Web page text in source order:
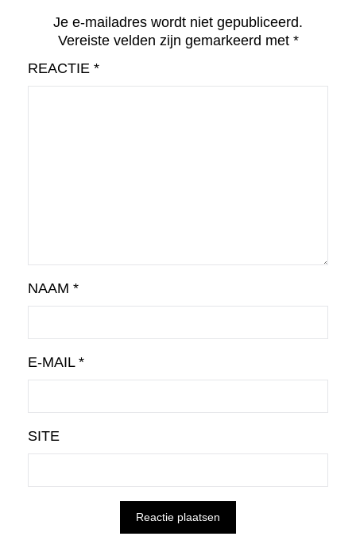
Je e-mailadres wordt niet gepubliceerd.
Vereiste velden zijn gemarkeerd met *
REACTIE *
NAAM *
E-MAIL *
SITE